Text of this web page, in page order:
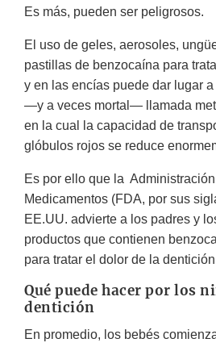
Es más, pueden ser peligrosos.
El uso de geles, aerosoles,
pastillas de benzocaína para
y en las encías puede dar lugar
—y a veces mortal— llamada
en la cual la capacidad de
glóbulos rojos se reduce
Es por ello que la
Medicamentos (FDA, por sus
EE.UU. advierte a los padres y
productos que contienen
para tratar el dolor de la
Qué puede hacer por los
dentición
En promedio, los bebés